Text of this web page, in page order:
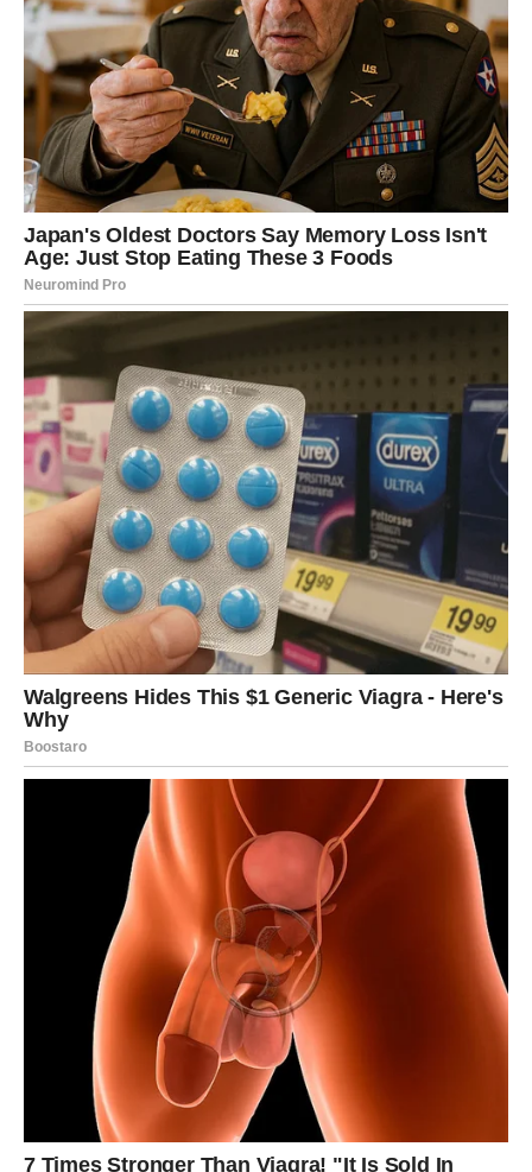
DEVICA
Za Device, ova nedelja donosi emotivno omekšavanje.
Ako si u vezi, shvataš da ne moraš sve da kontrolišeš i
analiziraš – ponekad je dovoljno samo da osećaš. Partner
može želeti više nežnosti i spontanosti, a manje
razmišljanja. Slobodne Device mogu upoznati osobu kroz
svakodnevne okolnosti – posao, obaveze ili rutinu – ali
veza se razvija tiho i stabilno. Ovo je ljubav koja ne dolazi
naglo, ali ima potencijal da postane veoma važna i trajna.
VAGA
Vaga ulazi u period emotivne ravnoteže i lepih ljubavnih
dešavanja. Ako si u vezi, harmonija se vraća kroz
razgovore, razumevanje i zajedničke trenutke koji vas
ponovo povezuju. Slobodne Vage mogu započeti
romantičnu priču koja donosi osećaj lakoće, ali i dubine.
Ovo je nedelja u kojoj shvataš da ljubav ne mora da boli
da bi bila stvarna. Srce se smiruje, a osmeh se vraća
prirodno.
ŠKORPIJA
Škorpija ulazi u jednu od najintenzivnijih ljubavnih
nedelja. Emocije su duboke, strasti jake, a istina
neizbežna. Ako si u vezi, moguće je razotkrivanje nečega
što se dugo prećutkivalo – ali to ne mora biti loše.
Iskrenost donosi oslobađanje i jaču povezanost.
Slobodne Škorpije privlače karmičke odnose – susrete
koji menjaju pogled na ljubav i sebe same. Ovo je nedelja
u kojoj se ljubav ne doživljava površno, već sudbinski.
STRELAC
Za Strelca, naredna nedelja donosi unutrašnju dilemu